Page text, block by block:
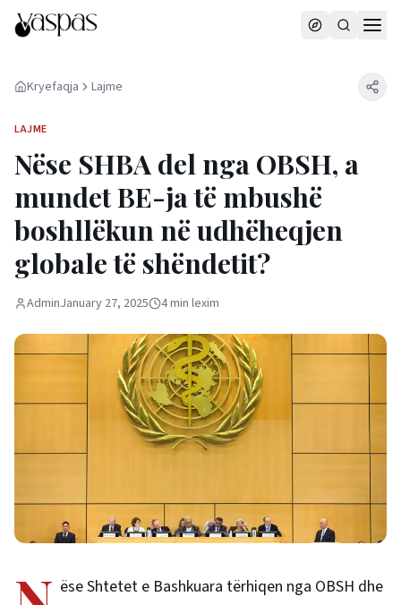
Kryefaqja Lajme
LAJME
Nëse SHBA del nga OBSH, a
mundet BE-ja të mbushë
boshllëkun në udhëheqjen
globale të shëndetit?
AdminJanuary 27, 2025 4min lexim
ëse Shtetet e Bashkuara tërhiqen nga OBSH dhe